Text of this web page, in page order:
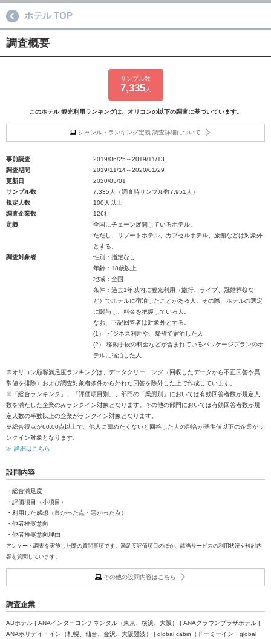
ホテル TOP
調査概要
サンプル数
7,335人
このホテル 観光利用ランキングは、オリコンの以下の調査に基づいています。
ジャンル・ランキング定義 調査詳細について
事前調査
2019/06/25～2019/11/13
調査期間
2019/11/14～2020/01/29
更新日
2020/05/01
サンプル数
7,335人（調査時サンプル数7,951人）
規定人数
100人以上
調査企業数
126社
定義
全国にチェーン展開しているホテル。
ただし、リゾートホテル、カプセルホテル、旅館などは対象外
とする。
調査対象者
性別：指定なし
年齢：18歳以上
地域：全国
条件：過去1年以内に観光利用（旅行、ライブ、冠婚葬祭な
ど）でホテルに宿泊したことがある人。その際、ホテルの選定
に関与し、料金を把握している人。
なお、下記回答者は対象外とする。
(1） ビジネス利用や、帰省で宿泊した人
(2） 移動手段の料金などが含まれているパッケージプランのホ
テルに宿泊した人
※オリコン顧客満足度ランキングは、データクリーニング（回収したデータから不正回答や異
常値を排除）および調査対象者条件から外れた回答を除外した上で作成しています。
※「総合ランキング」、「評価項目別」、部門の「業態別」においては有効回答者数が規定人
数を満たした企業のみランクイン対象となります。その他の部門においては有効回答者数が規
定人数の半数以上の企業がランクイン対象となります。
※総合得点が60.00点以上で、他人に薦めたくないと回答した人の割合が基準値以下の企業がラ
ンクイン対象となります。
≫ 詳細はこちら
設問内容
・総合満足度
・評価項目（小項目）
・利用した感想（良かった点・悪かった点）
・他者推奨意向
・他者推奨意向理由
アンケート調査を実施した際の質問事項です。満足度評価項目のほか、該当サービスの利用状況や検討内
容を質問しています。
その他の設問内容はこちら
調査企業
ABホテル | ANAインターコンチネンタル（東京、横浜、大阪） | ANAクラウンプラザホテル |
ANAホリデイ・イン（札幌、仙台、金沢、大阪難波） | global cabin（ドーミーイン・global